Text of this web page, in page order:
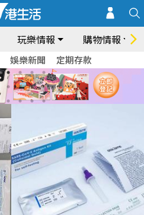
玩樂情報 購物情報
娛樂新聞 定期存款